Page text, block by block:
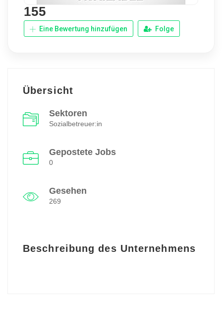
155
Eine Bewertung hinzufügen Folge
Übersicht
Sektoren
Sozialbetreuer:in
Gepostete Jobs
0
Gesehen
269
Beschreibung des Unternehmens